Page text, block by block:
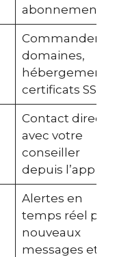
abonnements
Commander
domaines,
hébergement,
certificats SSL
Contact direct
avec votre
conseiller
depuis l’app
Alertes en
temps réel
nouveaux
messages et